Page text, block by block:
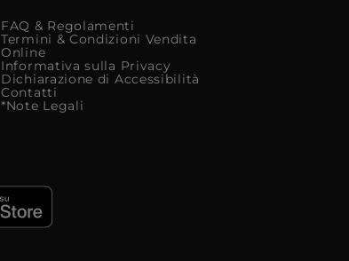
FAQ & Regolamenti
Termini & Condizioni Vendita
Online
Informativa sulla Privacy
Dichiarazione di Accessibilità
Contatti
*Note Legali